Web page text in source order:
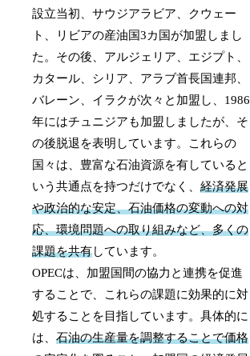
設立当初、サウジアラビア、クウェー
ト、リビアの産油国3カ国が加盟しまし
た。その後、アルジェリア、エジプト、
カタール、シリア、アラブ首長国連邦、
バレーン、イラクが次々と加盟し、1986
年にはチュニジアも加盟しましたが、そ
の後脱退を表明しています。これらの
国々は、豊富な石油資源を有していると
いう共通点を持つだけでなく、経済発展
や政治的な安定、石油価格の変動への対
応、環境問題への取り組みなど、多くの
課題を共有しています。
OPECは、加盟国間の協力と連携を促進
することで、これらの課題に効果的に対
処することを目指しています。具体的に
は、石油の生産量を調整することで価格